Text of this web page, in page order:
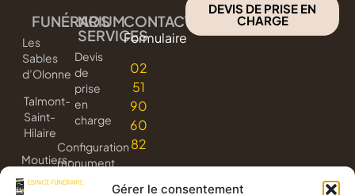
Gérer le consentement
FUNÉRARIUM
Les
Sables
d’Olonne
Talmont-
Saint-
Hilaire
Moutiers-
les-
Mauxfaits
NOS
SERVICES
Devis
de
prise
en
charge
Configuration
monument
3D
CONTACT
Formulaire
02
51
90
60
82
DEVIS DE PRISE EN
CHARGE